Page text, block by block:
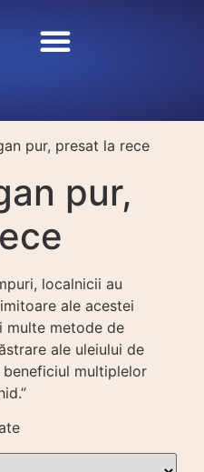
pur, presat la rece
pur,
localnicii au
ale acestei
multe metode de
ale uleiului de
multiplelor